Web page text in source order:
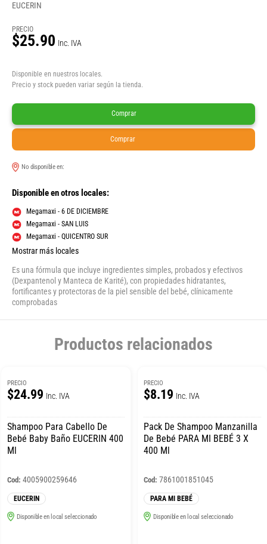
EUCERIN
PRECIO
$25.90 Inc. IVA
Disponible en nuestros locales.
Precio y stock pueden variar según la tienda.
Comprar
Comprar
No disponible en:
Disponible en otros locales:
Megamaxi - 6 DE DICIEMBRE
Megamaxi - SAN LUIS
Megamaxi - QUICENTRO SUR
Mostrar más locales
Es una fórmula que incluye ingredientes simples, probados y efectivos
(Dexpantenol y Manteca de Karité), con propiedades hidratantes,
fortificantes y protectoras de la piel sensible del bebé, clínicamente
comprobadas
Productos relacionados
PRECIO
$24.99 Inc. IVA
Shampoo Para Cabello De
Bebé Baby Baño EUCERIN 400
Ml
Cod: 4005900259646
EUCERIN
Disponible en local seleccionado
PRECIO
$8.19 Inc. IVA
Pack De Shampoo Manzanilla
De Bebé PARA MI BEBÉ 3 X
400 Ml
Cod: 7861001851045
PARA MI BEBÉ
Disponible en local seleccionado